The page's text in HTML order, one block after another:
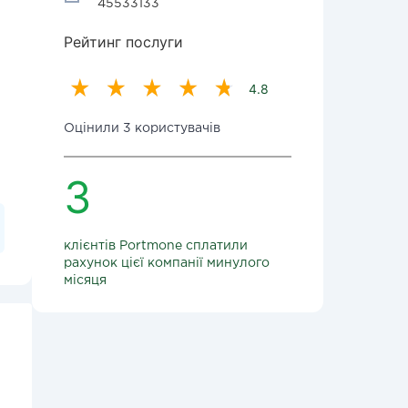
45533133
Рейтинг послуги
4.8
Оцінили 3 користувачів
3
клієнтів Portmone сплатили
рахунок цієї компанії минулого
місяця